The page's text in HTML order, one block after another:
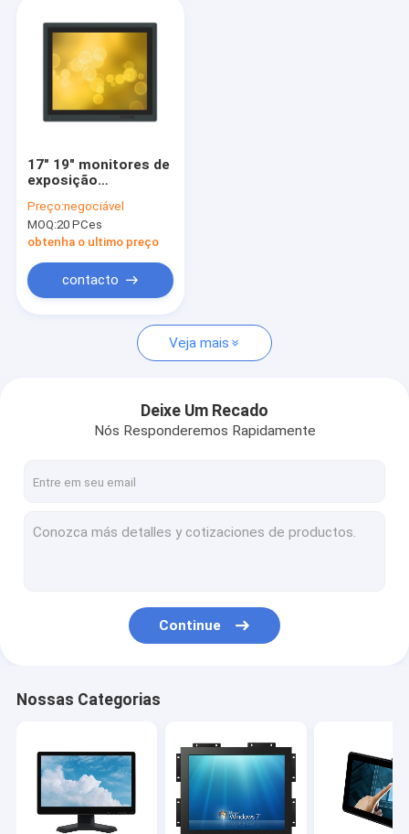
17" 19" monitores de
exposição
industrial 350nits do
PC
Preço:negociável
MOQ:20 PCes
obtenha o ultimo preço
contacto
Veja mais
Deixe Um Recado
Nós Responderemos Rapidamente
Continue
Nossas Categorias